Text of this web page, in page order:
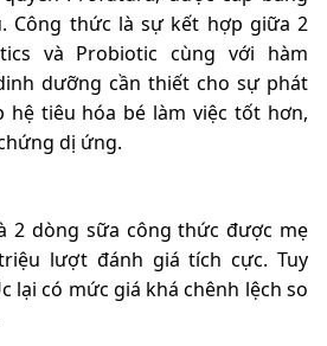
Công thức là sự kết hợp giữa 2
và Probiotic cùng với hàm
dưỡng cần thiết cho sự phát
hệ tiêu hóa bé làm việc tốt hơn,
dị ứng.
2 dòng sữa công thức được mẹ
lượt đánh giá tích cực. Tuy
lại có mức giá khá chênh lệch so